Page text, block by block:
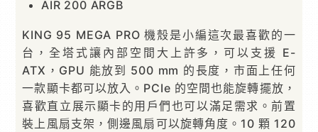
AIR 200 ARGB
KING 95 MEGA PRO 機殼是小編這次最喜歡的一
台，全塔式讓內部空間大上許多，可以支援 E-
ATX，GPU 能放到 500 mm 的長度，市面上任何
一款顯卡都可以放入。PCIe 的空間也能旋轉擺放，
喜歡直立展示顯卡的用戶們也可以滿足需求。前置
裝上風扇支架，側邊風扇可以旋轉角度。10 顆 120